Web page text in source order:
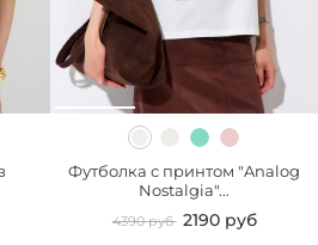
Футболка с принтом "Analog
Nostalgia"...
4390 руб 2190 руб